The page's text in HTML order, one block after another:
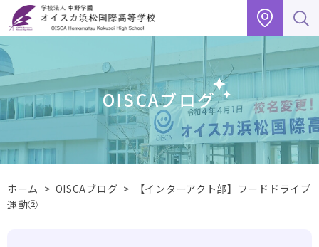
ロ
ー
バ
ル
ナ
ビ
ー
シ
ョ
ン
文
へ
ッ
タ
ー
へ
OISCAブログ
ホーム > OISCAブログ >
【インターアクト部】フードドライブ
運動②